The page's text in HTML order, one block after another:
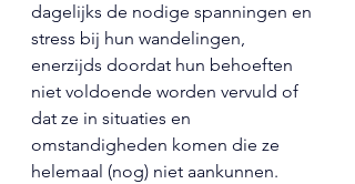
dagelijks de nodige spanningen en
stress bij hun wandelingen,
enerzijds doordat hun behoeften
niet voldoende worden vervuld of
dat ze in situaties en
omstandigheden komen die ze
helemaal (nog) niet aankunnen.